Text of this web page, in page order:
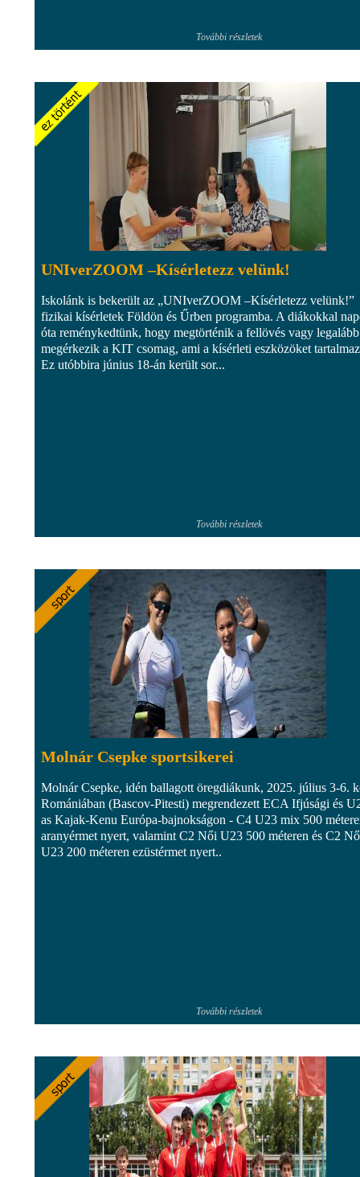
További részletek
UNIverZOOM –Kísérletezz velünk!
Iskolánk is bekerült az „UNIverZOOM –Kísérletezz velünk!”
fizikai kísérletek Földön és Űrben programba. A diákokkal
óta reménykedtünk, hogy megtörténik a fellövés vagy legalább
megérkezik a KIT csomag, ami a kísérleti eszközöket
Ez utóbbira június 18-án került sor...
További részletek
Molnár Csepke sportsikerei
Molnár Csepke, idén ballagott öregdiákunk, 2025. július 3-6.
Romániában (Bascov-Pitesti) megrendezett ECA Ifjúsági és
as Kajak-Kenu Európa-bajnokságon - C4 U23 mix 500
aranyérmet nyert, valamint C2 Női U23 500 méteren és C2
U23 200 méteren ezüstérmet nyert..
További részletek